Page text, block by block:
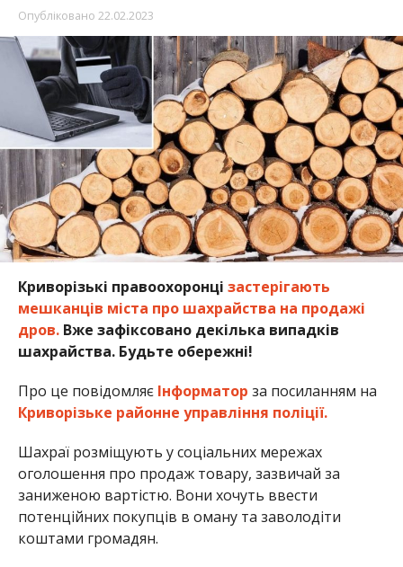
Опубліковано 22.02.2023
Криворізькі правоохоронці застерігають
мешканців міста про шахрайства на продажі
дров.Вже зафіксовано декілька випадків
шахрайства. Будьте обережні!
Про це повідомляє Інформатор за посиланням на
Криворізьке районне управління поліції.
Шахраї розміщують у соціальних мережах
оголошення про продаж товару, зазвичай за
заниженою вартістю. Вони хочуть ввести
потенційних покупців в оману та заволодіти
коштами громадян.